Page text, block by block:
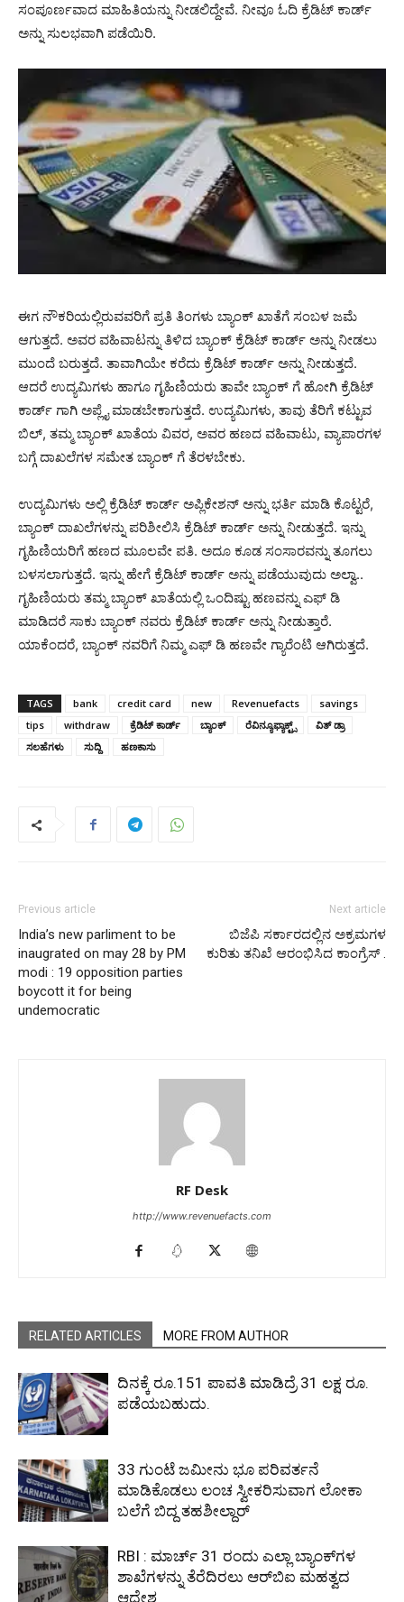
ಸಂಪೂರ್ಣವಾದ ಮಾಹಿತಿಯನ್ನು ನೀಡಲಿದ್ದೇವೆ. ನೀವೂ ಓದಿ ಕ್ರೆಡಿಟ್ ಕಾರ್ಡ್
ಅನ್ನು ಸುಲಭವಾಗಿ ಪಡೆಯಿರಿ.
ಈಗ ನೌಕರಿಯಲ್ಲಿರುವವರಿಗೆ ಪ್ರತಿ ತಿಂಗಳು ಬ್ಯಾಂಕ್ ಖಾತೆಗೆ ಸಂಬಳ ಜಮೆ
ಆಗುತ್ತದೆ. ಅವರ ವಹಿವಾಟನ್ನು ತಿಳಿದ ಬ್ಯಾಂಕ್ ಕ್ರೆಡಿಟ್ ಕಾರ್ಡ್ ಅನ್ನು ನೀಡಲು
ಮುಂದೆ ಬರುತ್ತದೆ. ತಾವಾಗಿಯೇ ಕರೆದು ಕ್ರೆಡಿಟ್ ಕಾರ್ಡ್ ಅನ್ನು ನೀಡುತ್ತದೆ.
ಆದರೆ ಉದ್ಯಮಿಗಳು ಹಾಗೂ ಗೃಹಿಣಿಯರು ತಾವೇ ಬ್ಯಾಂಕ್ ಗೆ ಹೋಗಿ ಕ್ರೆಡಿಟ್
ಕಾರ್ಡ್ ಗಾಗಿ ಅಪ್ಲೈ ಮಾಡಬೇಕಾಗುತ್ತದೆ. ಉದ್ಯಮಿಗಳು, ತಾವು ತೆರಿಗೆ ಕಟ್ಟುವ
ಬಿಲ್, ತಮ್ಮ ಬ್ಯಾಂಕ್ ಖಾತೆಯ ವಿವರ, ಅವರ ಹಣದ ವಹಿವಾಟು, ವ್ಯಾಪಾರಗಳ
ಬಗ್ಗೆ ದಾಖಲೆಗಳ ಸಮೇತ ಬ್ಯಾಂಕ್ ಗೆ ತೆರಳಬೇಕು.
ಉದ್ಯಮಿಗಳು ಅಲ್ಲಿ ಕ್ರೆಡಿಟ್ ಕಾರ್ಡ್ ಅಪ್ಲಿಕೇಶನ್ ಅನ್ನು ಭರ್ತಿ ಮಾಡಿ ಕೊಟ್ಟರೆ,
ಬ್ಯಾಂಕ್ ದಾಖಲೆಗಳನ್ನು ಪರಿಶೀಲಿಸಿ ಕ್ರೆಡಿಟ್ ಕಾರ್ಡ್ ಅನ್ನು ನೀಡುತ್ತದೆ. ಇನ್ನು
ಗೃಹಿಣಿಯರಿಗೆ ಹಣದ ಮೂಲವೇ ಪತಿ. ಅದೂ ಕೂಡ ಸಂಸಾರವನ್ನು ತೂಗಲು
ಬಳಸಲಾಗುತ್ತದೆ. ಇನ್ನು ಹೇಗೆ ಕ್ರೆಡಿಟ್ ಕಾರ್ಡ್ ಅನ್ನು ಪಡೆಯುವುದು ಅಲ್ವಾ..
ಗೃಹಿಣಿಯರು ತಮ್ಮ ಬ್ಯಾಂಕ್ ಖಾತೆಯಲ್ಲಿ ಒಂದಿಷ್ಟು ಹಣವನ್ನು ಎಫ್ ಡಿ
ಮಾಡಿದರೆ ಸಾಕು ಬ್ಯಾಂಕ್ ನವರು ಕ್ರೆಡಿಟ್ ಕಾರ್ಡ್ ಅನ್ನು ನೀಡುತ್ತಾರೆ.
ಯಾಕೆಂದರೆ, ಬ್ಯಾಂಕ್ ನವರಿಗೆ ನಿಮ್ಮ ಎಫ್ ಡಿ ಹಣವೇ ಗ್ಯಾರೆಂಟಿ ಆಗಿರುತ್ತದೆ.
TAGS bank credit card new Revenuefacts
savings
tips
withdraw ಕ್ರೆಡಿಟ್‌ ಕಾರ್ಡ್‌ ಬ್ಯಾಂಕ್ ರೆವಿನ್ಯೂಫ್ಯಾಕ್ಟ್ಸ್
ವಿತ್‌ ಡ್ರಾ
ಸಲಹೆಗಳು
ಸುದ್ದಿ ಹಣಕಾಸು
Previous article
India’s new parliment to be
inaugrated on may 28 by PM
modi : 19 opposition parties
boycott it for being
undemocratic
Next article
ಬಿಜೆಪಿ ಸರ್ಕಾರದಲ್ಲಿನ ಅಕ್ರಮಗಳ
ಕುರಿತು ತನಿಖೆ ಆರಂಭಿಸಿದ ಕಾಂಗ್ರೆಸ್ .
RF Desk
http://www.revenuefacts.com
RELATED ARTICLES MORE FROM AUTHOR
ದಿನಕ್ಕೆ ರೂ.151 ಪಾವತಿ ಮಾಡಿದ್ರೆ 31 ಲಕ್ಷ ರೂ.
ಪಡೆಯಬಹುದು.
33 ಗುಂಟೆ ಜಮೀನು ಭೂ ಪರಿವರ್ತನೆ
ಮಾಡಿಕೊಡಲು ಲಂಚ ಸ್ವೀಕರಿಸುವಾಗ ಲೋಕಾ
ಬಲೆಗೆ ಬಿದ್ದ ತಹಶೀಲ್ದಾರ್
RBI : ಮಾರ್ಚ್ 31 ರಂದು ಎಲ್ಲಾ ಬ್ಯಾಂಕ್‌ಗಳ
ಶಾಖೆಗಳನ್ನು ತೆರೆದಿರಲು ಆರ್‌ಬಿಐ ಮಹತ್ವದ
ಆದೇಶ